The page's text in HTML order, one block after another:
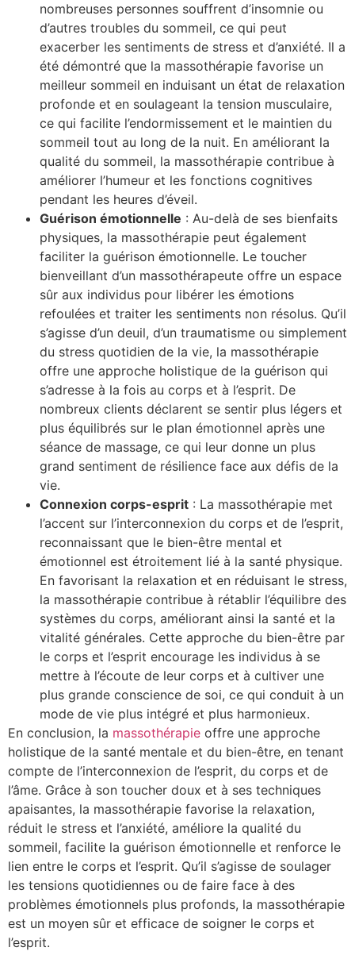
nombreuses personnes souffrent d’insomnie ou
d’autres troubles du sommeil, ce qui peut
exacerber les sentiments de stress et d’anxiété. Il a
été démontré que la massothérapie favorise un
meilleur sommeil en induisant un état de relaxation
profonde et en soulageant la tension musculaire,
ce qui facilite l’endormissement et le maintien du
sommeil tout au long de la nuit. En améliorant la
qualité du sommeil, la massothérapie contribue à
améliorer l’humeur et les fonctions cognitives
pendant les heures d’éveil.
Guérison émotionnelle : Au-delà de ses bienfaits
physiques, la massothérapie peut également
faciliter la guérison émotionnelle. Le toucher
bienveillant d’un massothérapeute offre un espace
sûr aux individus pour libérer les émotions
refoulées et traiter les sentiments non résolus. Qu’il
s’agisse d’un deuil, d’un traumatisme ou simplement
du stress quotidien de la vie, la massothérapie
offre une approche holistique de la guérison qui
s’adresse à la fois au corps et à l’esprit. De
nombreux clients déclarent se sentir plus légers et
plus équilibrés sur le plan émotionnel après une
séance de massage, ce qui leur donne un plus
grand sentiment de résilience face aux défis de la
vie.
Connexion corps-esprit : La massothérapie met
l’accent sur l’interconnexion du corps et de l’esprit,
reconnaissant que le bien-être mental et
émotionnel est étroitement lié à la santé physique.
En favorisant la relaxation et en réduisant le stress,
la massothérapie contribue à rétablir l’équilibre des
systèmes du corps, améliorant ainsi la santé et la
vitalité générales. Cette approche du bien-être par
le corps et l’esprit encourage les individus à se
mettre à l’écoute de leur corps et à cultiver une
plus grande conscience de soi, ce qui conduit à un
mode de vie plus intégré et plus harmonieux.
En conclusion, la massothérapie offre une approche
holistique de la santé mentale et du bien-être, en tenant
compte de l’interconnexion de l’esprit, du corps et de
l’âme. Grâce à son toucher doux et à ses techniques
apaisantes, la massothérapie favorise la relaxation,
réduit le stress et l’anxiété, améliore la qualité du
sommeil, facilite la guérison émotionnelle et renforce le
lien entre le corps et l’esprit. Qu’il s’agisse de soulager
les tensions quotidiennes ou de faire face à des
problèmes émotionnels plus profonds, la massothérapie
est un moyen sûr et efficace de soigner le corps et
l’esprit.